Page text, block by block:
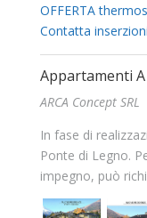
OFFERTA
Contatta
Appartamenti
ARCA Concept SRL
In fase di
Ponte di Legno.
impegno, può